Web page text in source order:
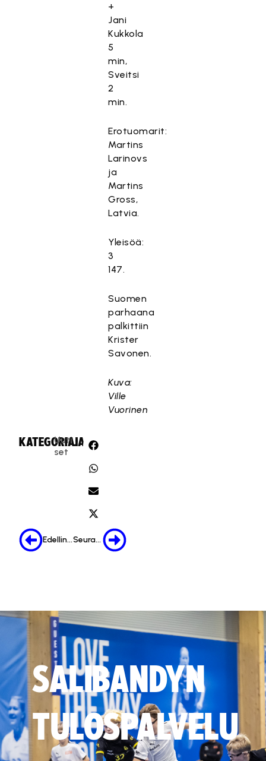
+
Jani
Kukkola
5
min,
Sveitsi
2
min.
Erotuomarit:
Martins
Larinovs
ja
Martins
Gross,
Latvia.
Yleisöä:
3
147.
Suomen
parhaana
palkittiin
Krister
Savonen.
Kuva:
Ville
Vuorinen
KATEGORIA:
Uuti
set
JAA:
Edellinen Seuraava
SALIBANDYN
TULOSPALVELU